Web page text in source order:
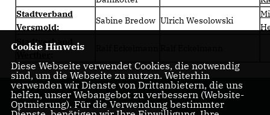
Stadtverband
Versmold:
Sabine Bredow Ulrich Wesolowski
Stadtverband
Cookie Hinweis
Diese Webseite verwendet Cookies, die notwendig
sind, um die Webseite zu nutzen. Weiterhin
verwenden wir Dienste von Drittanbietern, die uns
helfen, unser Webangebot zu verbessern (Website-
Optmierung). Für die Verwendung bestimmter